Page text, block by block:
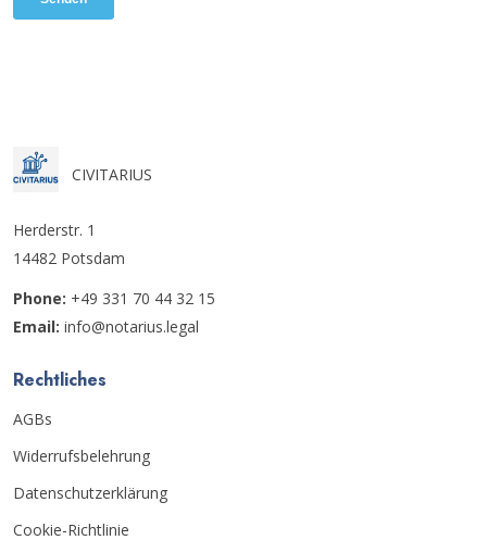
CIVITARIUS
Herderstr. 1
14482 Potsdam
Phone: +49 331 70 44 32 15
Email: info@notarius.legal
Rechtliches
AGBs
Widerrufsbelehrung
Datenschutzerklärung
Cookie-Richtlinie